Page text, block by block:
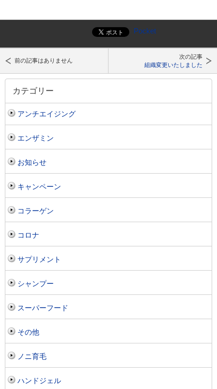
Pocket
前の記事はありません
次の記事
組織変更いたしました
カテゴリー
アンチエイジング
エンザミン
お知らせ
キャンペーン
コラーゲン
コロナ
サプリメント
シャンプー
スーパーフード
その他
ノニ育毛
ハンドジェル